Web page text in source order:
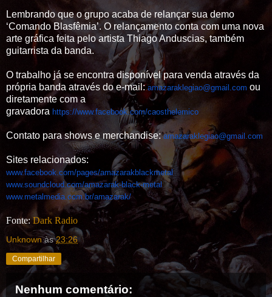
Lembrando que o grupo acaba de relançar sua demo
‘Comando Blasfêmia’. O relançamento conta com uma nova
arte gráfica feita pelo artista Thiago Anduscias, também
guitarrista da banda.
O trabalho já se encontra disponível para venda através da
própria banda através do e-mail:amazaraklegiao@gmail.com ou
diretamente com a
gravadora https://www.facebook.com/caosthelemico
Contato para shows e merchandise:amazaraklegiao@gmail.com
Sites relacionados:
www.facebook.com/pages/amazarakblackmetal
www.soundcloud.com/amazarak-black-metal
www.metalmedia.com.br/amazarak/
Fonte:Dark Radio
Unknown às23:26
Compartilhar
Nenhum comentário: